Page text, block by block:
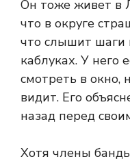
Он тоже живет в
что в округе
что слышит
каблуках. У него
смотреть в окно,
видит. Его
назад перед
Хотя члены